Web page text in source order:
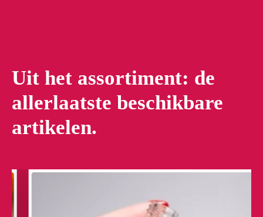
Uit het assortiment: de
allerlaatste beschikbare
artikelen.